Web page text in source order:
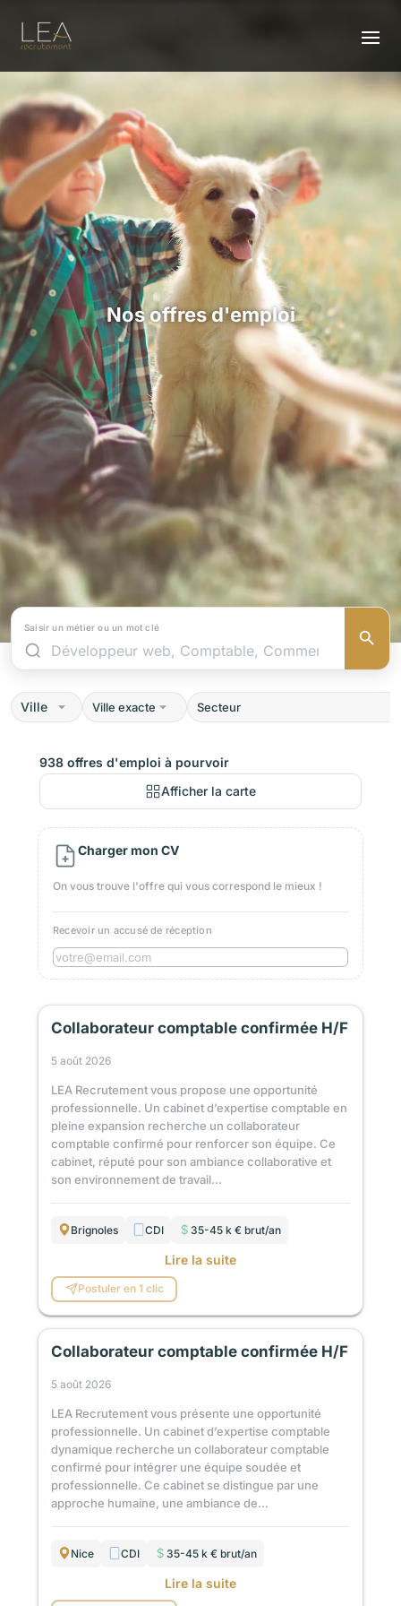
Nos offres d'emploi
Saisir un métier ou un mot clé
Ville
938 offres d'emploi à pourvoir
Afficher la carte
Collaborateur comptable confirmée H/F
5 août 2026
LEA Recrutement vous propose une opportunité
professionnelle. Un cabinet d’expertise comptable en
pleine expansion recherche un collaborateur
comptable confirmé pour renforcer son équipe. Ce
cabinet, réputé pour son ambiance collaborative et
son environnement de travail...
Brignoles CDI 35-45 k € brut/an
Lire la suite
Postuler en 1 clic
Collaborateur comptable confirmée H/F
5 août 2026
LEA Recrutement vous présente une opportunité
professionnelle. Un cabinet d’expertise comptable
dynamique recherche un collaborateur comptable
confirmé pour intégrer une équipe soudée et
professionnelle. Ce cabinet se distingue par une
approche humaine, une ambiance de...
Nice CDI 35-45 k € brut/an
Lire la suite
Charger mon CV
On vous trouve l'offre qui vous correspond le mieux !
Recevoir un accusé de réception